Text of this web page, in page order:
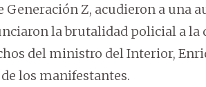
Generación Z, acudieron a una
la brutalidad policial a la
del ministro del Interior,
los manifestantes.